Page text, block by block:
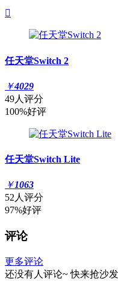

任天堂Switch 2
￥4029
49人评分
100%好评
任天堂Switch Lite
￥1063
52人评分
97%好评
评论
更多评论
还没有人评论~ 快来抢沙发